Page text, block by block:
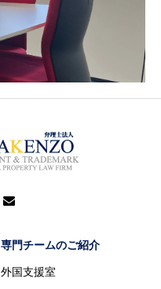
専門チームのご紹介
外国支援室